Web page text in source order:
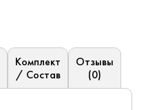
Комплект
/ Состав
Отзывы
(0)